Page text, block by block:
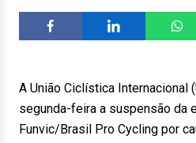
A União Ciclística Internacional
segunda-feira a suspensão da
Funvic/Brasil Pro Cycling por